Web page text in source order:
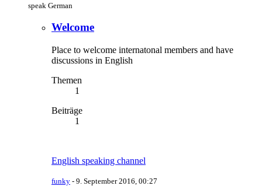
speak German
Welcome
Place to welcome internatonal members and have
discussions in English
Themen
1
Beiträge
1
English speaking channel
funky - 9. September 2016, 00:27